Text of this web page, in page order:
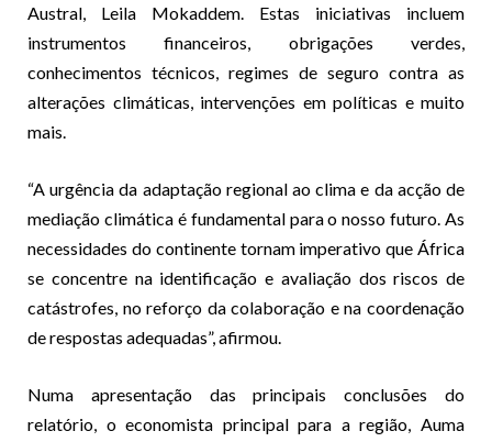
Austral, Leila Mokaddem. Estas iniciativas incluem
instrumentos financeiros, obrigações verdes,
conhecimentos técnicos, regimes de seguro contra as
alterações climáticas, intervenções em políticas e muito
mais.
“A urgência da adaptação regional ao clima e da acção de
mediação climática é fundamental para o nosso futuro. As
necessidades do continente tornam imperativo que África
se concentre na identificação e avaliação dos riscos de
catástrofes, no reforço da colaboração e na coordenação
de respostas adequadas”, afirmou.
Numa apresentação das principais conclusões do
relatório, o economista principal para a região, Auma